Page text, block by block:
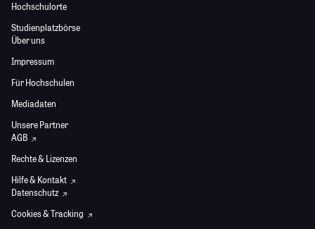
Hochschulorte
Studienplatzbörse
Über uns
Impressum
Für Hochschulen
Mediadaten
Unsere Partner
AGB
Rechte & Lizenzen
Hilfe & Kontakt
Datenschutz
Cookies & Tracking